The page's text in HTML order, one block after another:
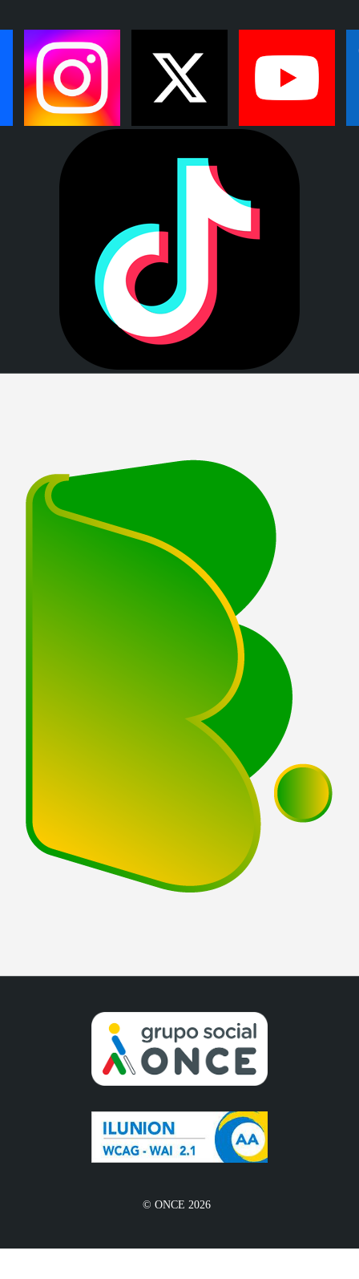
© ONCE 2026